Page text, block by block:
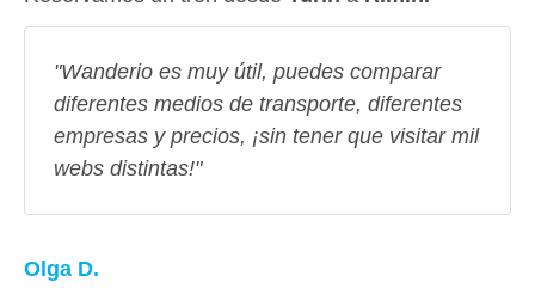
"Wanderio es muy útil, puedes comparar
diferentes medios de transporte, diferentes
empresas y precios, ¡sin tener que visitar mil
webs distintas!"
Olga D.